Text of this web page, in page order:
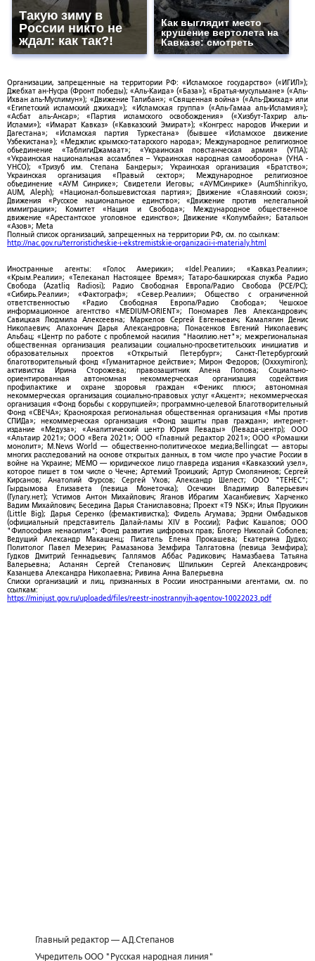
Такую зиму в
России никто не
ждал: как так?!
Как выглядит место
крушение вертолета на
Кавказе: смотреть
Организации, запрещенные на территории РФ: «Исламское государство» («ИГИЛ»);
Джебхат ан-Нусра (Фронт победы); «Аль-Каида» («База»); «Братья-мусульмане» («Аль-
Ихван аль-Муслимун»); «Движение Талибан»; «Священная война» («Аль-Джихад» или
«Египетский исламский джихад»); «Исламская группа» («Аль-Гамаа аль-Исламия»);
«Асбат аль-Ансар»; «Партия исламского освобождения» («Хизбут-Тахрир аль-
Ислами»); «Имарат Кавказ» («Кавказский Эмират»); «Конгресс народов Ичкерии и
Дагестана»; «Исламская партия Туркестана» (бывшее «Исламское движение
Узбекистана»); «Меджлис крымско-татарского народа»; Международное религиозное
объединение «ТаблигиДжамаат»; «Украинская повстанческая армия» (УПА);
«Украинская национальная ассамблея – Украинская народная самооборона» (УНА -
УНСО); «Тризуб им. Степана Бандеры»; Украинская организация «Братство»;
Украинская организация «Правый сектор»; Международное религиозное
объединение «АУМ Синрике»; Свидетели Иеговы; «АУМСинрике» (AumShinrikyo,
AUM, Aleph); «Национал-большевистская партия»; Движение «Славянский союз»;
Движения «Русское национальное единство»; «Движение против нелегальной
иммиграции»; Комитет «Нация и Свобода»; Международное общественное
движение «Арестантское уголовное единство»; Движение «Колумбайн»; Батальон
«Азов»; Meta
Полный список организаций, запрещенных на территории РФ, см. по ссылкам:
http://nac.gov.ru/terroristicheskie-i-ekstremistskie-organizacii-i-materialy.html
Иностранные агенты: «Голос Америки»; «Idel.Реалии»; «Кавказ.Реалии»;
«Крым.Реалии»; «Телеканал Настоящее Время»; Татаро-башкирская служба Радио
Свобода (Azatliq Radiosi); Радио Свободная Европа/Радио Свобода (PCE/PC);
«Сибирь.Реалии»; «Фактограф»; «Север.Реалии»; Общество с ограниченной
ответственностью «Радио Свободная Европа/Радио Свобода»; Чешское
информационное агентство «MEDIUM-ORIENT»; Пономарев Лев Александрович;
Савицкая Людмила Алексеевна; Маркелов Сергей Евгеньевич; Камалягин Денис
Николаевич; Апахончич Дарья Александровна; Понасенков Евгений Николаевич;
Альбац; «Центр по работе с проблемой насилия "Насилию.нет"»; межрегиональная
общественная организация реализации социально-просветительских инициатив и
образовательных проектов «Открытый Петербург»; Санкт-Петербургский
благотворительный фонд «Гуманитарное действие»; Мирон Федоров; (Oxxxymiron);
активистка Ирина Сторожева; правозащитник Алена Попова; Социально-
ориентированная автономная некоммерческая организация содействия
профилактике и охране здоровья граждан «Феникс плюс»; автономная
некоммерческая организация социально-правовых услуг «Акцент»; некоммерческая
организация «Фонд борьбы с коррупцией»; программно-целевой Благотворительный
Фонд «СВЕЧА»; Красноярская региональная общественная организация «Мы против
СПИДа»; некоммерческая организация «Фонд защиты прав граждан»; интернет-
издание «Медуза»; «Аналитический центр Юрия Левады» (Левада-центр); ООО
«Альтаир 2021»; ООО «Вега 2021»; ООО «Главный редактор 2021»; ООО «Ромашки
монолит»; M.News World — общественно-политическое медиа;Bellingcat — авторы
многих расследований на основе открытых данных, в том числе про участие России в
войне на Украине; МЕМО — юридическое лицо главреда издания «Кавказский узел»,
которое пишет в том числе о Чечне; Артемий Троицкий; Артур Смолянинов; Сергей
Кирсанов; Анатолий Фурсов; Сергей Ухов; Александр Шелест; ООО "ТЕНЕС";
Гырдымова Елизавета (певица Монеточка); Осечкин Владимир Валерьевич
(Гулагу.нет); Устимов Антон Михайлович; Яганов Ибрагим Хасанбиевич; Харченко
Вадим Михайлович; Беседина Дарья Станиславовна; Проект «T9 NSK»; Илья Прусикин
(Little Big); Дарья Серенко (фемактивистка); Фидель Агумава; Эрдни Омбадыков
(официальный представитель Далай-ламы XIV в России); Рафис Кашапов; ООО
"Философия ненасилия"; Фонд развития цифровых прав; Блогер Николай Соболев;
Ведущий Александр Макашенц; Писатель Елена Прокашева; Екатерина Дудко;
Политолог Павел Мезерин; Рамазанова Земфира Талгатовна (певица Земфира);
Гудков Дмитрий Геннадьевич; Галлямов Аббас Радикович; Намазбаева Татьяна
Валерьевна; Асланян Сергей Степанович; Шпилькин Сергей Александрович;
Казанцева Александра Николаевна; Ривина Анна Валерьевна
Списки организаций и лиц, признанных в России иностранными агентами, см. по
ссылкам:
https://minjust.gov.ru/uploaded/files/reestr-inostrannyih-agentov-10022023.pdf
Главный редактор — А.Д.Степанов
Учредитель ООО "Русская народная линия"